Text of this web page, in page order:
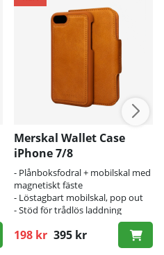
Merskal Wallet Case
iPhone 7/8
- Plånboksfodral + mobilskal med
magnetiskt fäste
- Löstagbart mobilskal, pop out
- Stöd för trådlös laddning
198 kr 395 kr
Ordinarie pris: